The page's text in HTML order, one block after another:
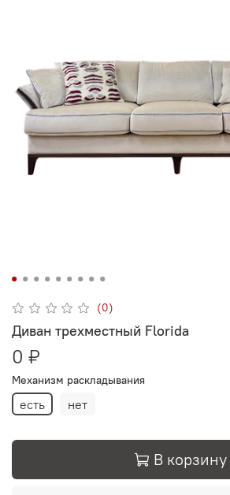
(0)
Диван трехместный Florida
0 ₽
Механизм раскладывания
есть нет
В корзину